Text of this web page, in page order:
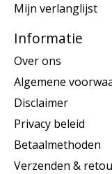
Mijn verlanglijst
Informatie
Over ons
Algemene
Disclaimer
Privacy beleid
Betaalmethoden
Verzenden &